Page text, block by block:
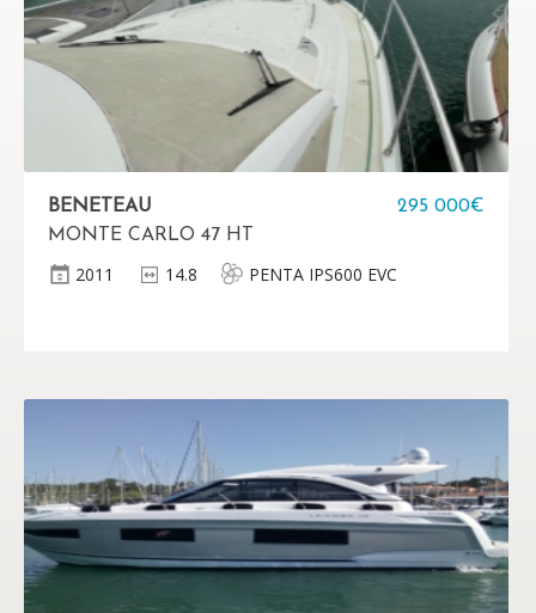
BENETEAU
MONTE CARLO 47 HT
295 000€
2011 14.8 PENTA IPS600 EVC